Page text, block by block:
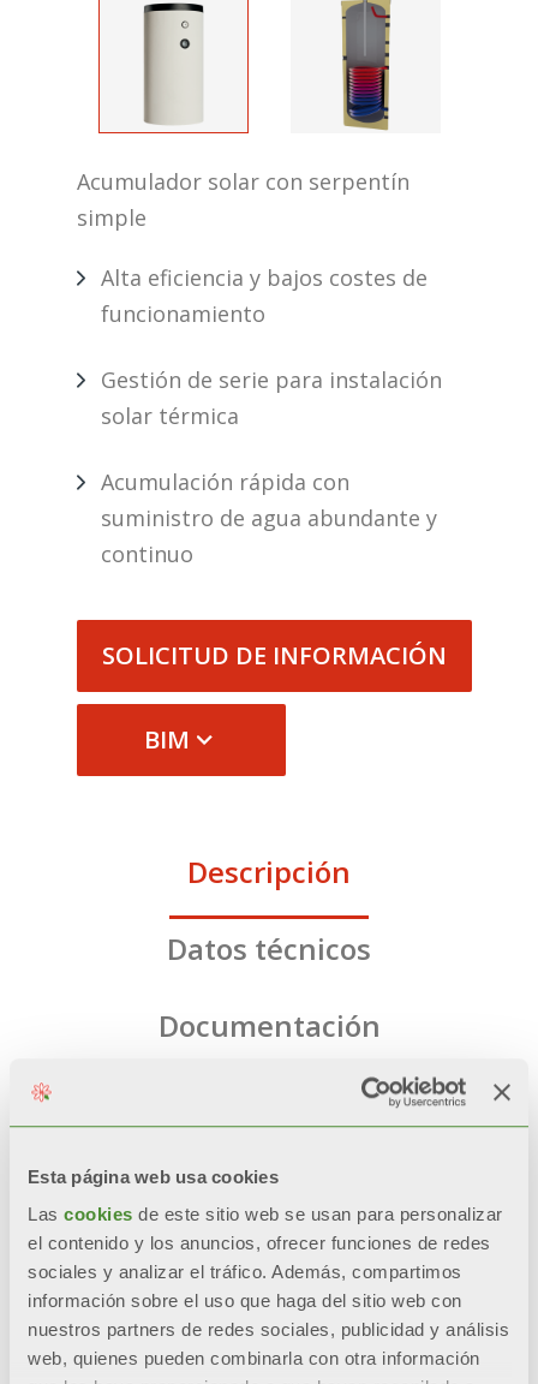
Esta página web usa cookies
Las cookies de este sitio web se usan para personalizar
el contenido y los anuncios, ofrecer funciones de redes
sociales y analizar el tráfico. Además, compartimos
información sobre el uso que haga del sitio web con
nuestros partners de redes sociales, publicidad y análisis
web, quienes pueden combinarla con otra información
Acumulador solar con serpentín
simple
Alta eficiencia y bajos costes de
funcionamiento
Gestión de serie para instalación
solar térmica
Acumulación rápida con
suministro de agua abundante y
continuo
SOLICITUD DE INFORMACIÓN
BIM
Descripción
Datos técnicos
Documentación
CARACTERÍSTICAS
Aislamiento de espuma rígida de
poliuretano sin CFC ni HCFC
Revestimiento exterior de escay
blanco